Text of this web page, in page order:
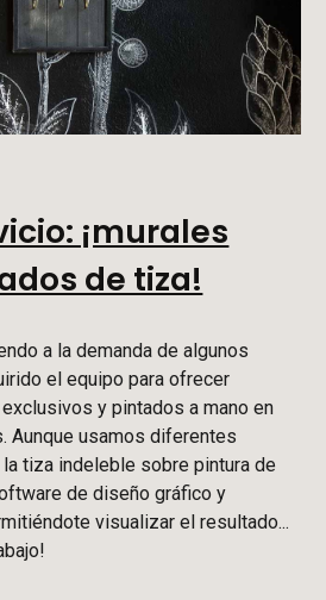
¡murales
de tiza!
a la demanda de algunos
el equipo para ofrecer
y pintados a mano en
Aunque usamos diferentes
tiza indeleble sobre pintura de
de diseño gráfico y
visualizar el resultado...